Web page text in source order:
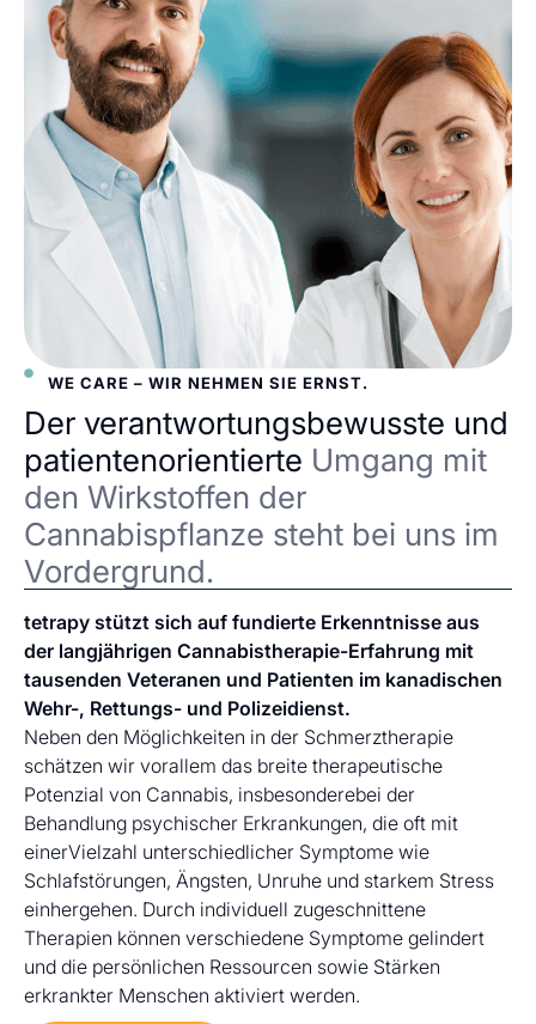
WE CARE – WIR NEHMEN SIE ERNST.
Der verantwortungsbewusste und
patientenorientierte Umgang mit
den Wirkstoffen der
Cannabispflanze steht bei uns im
Vordergrund.
tetrapy stützt sich auf fundierte Erkenntnisse aus
der langjährigen Cannabistherapie-Erfahrung mit
tausenden Veteranen und Patienten im kanadischen
Wehr-, Rettungs- und Polizeidienst.
Neben den Möglichkeiten in der Schmerztherapie
schätzen wir vorallem das breite therapeutische
Potenzial von Cannabis, insbesonderebei der
Behandlung psychischer Erkrankungen, die oft mit
einerVielzahl unterschiedlicher Symptome wie
Schlafstörungen, Ängsten, Unruhe und starkem Stress
einhergehen. Durch individuell zugeschnittene
Therapien können verschiedene Symptome gelindert
und die persönlichen Ressourcen sowie Stärken
erkrankter Menschen aktiviert werden.